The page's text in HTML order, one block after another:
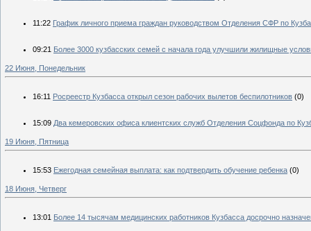
11:22 График личного приема граждан руководством Отделения СФР по
09:21 Более 3000 кузбасских семей с начала года улучшили жилищные
22 Июня, Понедельник
16:11 Росреестр Кузбасса открыл сезон рабочих вылетов беспилотников (0)
15:09 Два кемеровских офиса клиентских служб Отделения Соцфонда по
19 Июня, Пятница
15:53 Ежегодная семейная выплата: как подтвердить обучение ребенка (0)
18 Июня, Четверг
13:01 Более 14 тысячам медицинских работников Кузбасса досрочно